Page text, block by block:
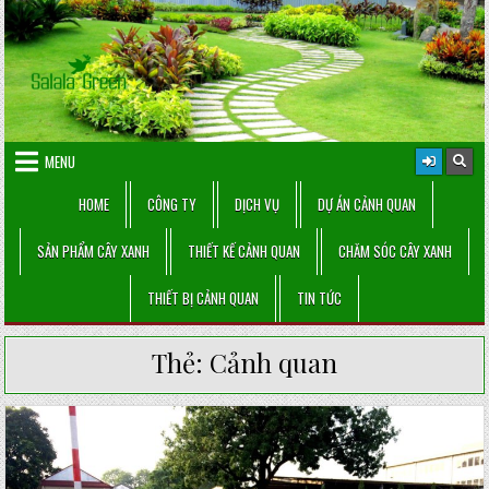
Skip
to
content
MENU
HOME
CÔNG TY DỊCH VỤ DỰ ÁN CẢNH QUAN
SẢN PHẨM CÂY XANH THIẾT KẾ CẢNH QUAN CHĂM SÓC CÂY XANH
THIẾT BỊ CẢNH QUAN TIN TỨC
Thẻ: Cảnh quan
Posted
in